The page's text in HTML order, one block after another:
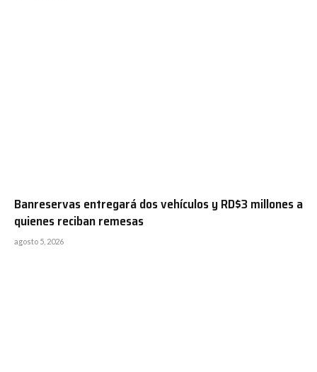
Banreservas entregará dos vehículos y RD$3 millones a
quienes reciban remesas
agosto 5, 2026